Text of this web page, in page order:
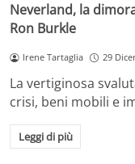
Neverland, la
Ron Burkle
Irene Tartaglia 29
La vertiginosa
crisi, beni mobili e
Leggi di più